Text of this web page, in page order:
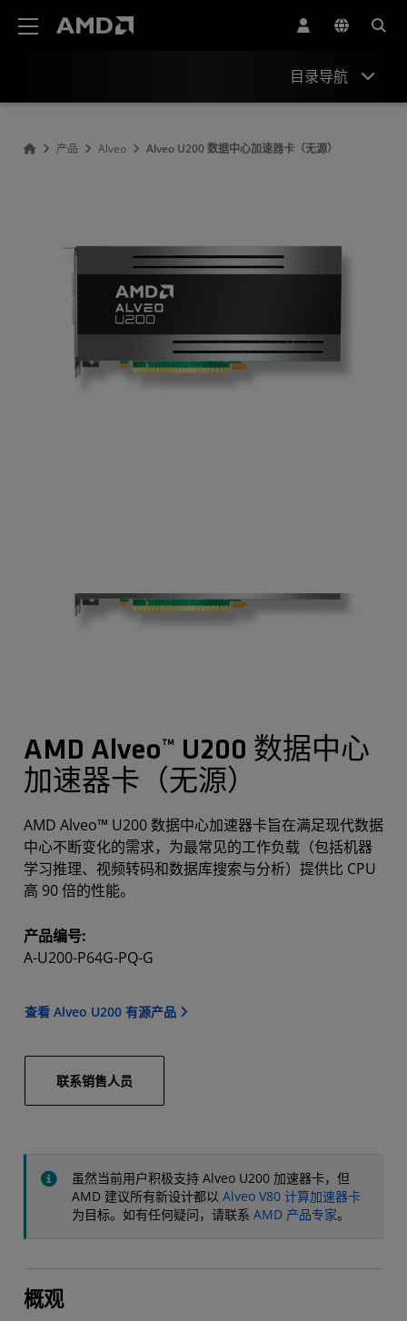
目录导航
产品 Alveo Alveo U200 数据中心加速器卡（无源）
AMD Alveo™ U200 数据中心
加速器卡（无源）
AMD Alveo™ U200 数据中心加速器卡旨在满足现代数据
中心不断变化的需求，为最常见的工作负载（包括机器
学习推理、视频转码和数据库搜索与分析）提供比 CPU
高 90 倍的性能。
产品编号:
A-U200-P64G-PQ-G
查看 Alveo U200 有源产品
联系销售人员
虽然当前用户积极支持 Alveo U200 加速器卡，但
AMD 建议所有新设计都以 Alveo V80 计算加速器卡
为目标。如有任何疑问，请联系 AMD 产品专家。
概观